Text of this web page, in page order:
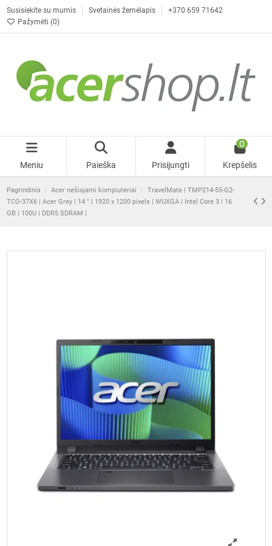
Susisiekite su mumis Svetainės žemėlapis
+370 659 71642
Pažymėti (0)
Meniu Paieška Prisijungti
0
Krepšelis
Pagrindinis Acer nešiojami kompiuteriai
TravelMate | TMP214-55-G2-
TCO-37X6 | Acer Grey | 14 " | 1920 x 1200 pixels | WUXGA | Intel Core 3 | 16
GB | 100U | DDR5 SDRAM |